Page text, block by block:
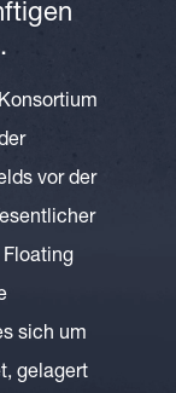
vor der
sich um
gelagert